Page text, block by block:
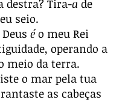
destra? Tira-a de
seio.
éo meu Rei
operando a
meio da terra.
o mar pela tua
as cabeças